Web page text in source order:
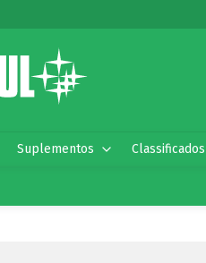
Suplementos Classificados